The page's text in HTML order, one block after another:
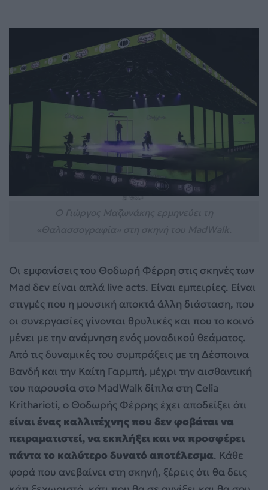
Οι εμφανίσεις του Θοδωρή Φέρρη στις σκηνές των
Mad δεν είναι απλά live acts. Είναι εμπειρίες. Είναι
στιγμές που η μουσική αποκτά άλλη διάσταση, που
οι συνεργασίες γίνονται θρυλικές και που το κοινό
μένει με την ανάμνηση ενός μοναδικού θεάματος.
Από τις δυναμικές του συμπράξεις με τη Δέσποινα
Βανδή και την Καίτη Γαρμπή, μέχρι την αισθαντική
του παρουσία στο MadWalk δίπλα στη Celia
Kritharioti, ο Θοδωρής Φέρρης έχει αποδείξει ότι
είναι ένας καλλιτέχνης που δεν φοβάται να
πειραματιστεί, να εκπλήξει και να προσφέρει
πάντα το καλύτερο δυνατό αποτέλεσμα. Κάθε
φορά που ανεβαίνει στη σκηνή, ξέρεις ότι θα δεις